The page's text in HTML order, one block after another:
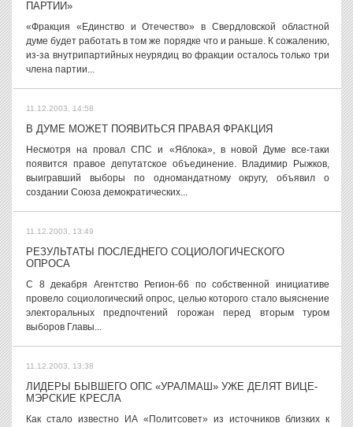
ПАРТИИ»
«Фракция «Единство и Отечество» в Свердловской областной
думе будет работать в том же порядке что и раньше. К сожалению,
из-за внутрипартийных неурядиц во фракции осталось только три
члена партии...
11.12.2003, 14:58
В ДУМЕ МОЖЕТ ПОЯВИТЬСЯ ПРАВАЯ ФРАКЦИЯ
Несмотря на провал СПС и «Яблока», в новой Думе все-таки
появится правое депутатское объединение. Владимир Рыжков,
выигравший выборы по одномандатному округу, объявил о
создании Союза демократических...
11.12.2003, 13:49
РЕЗУЛЬТАТЫ ПОСЛЕДНЕГО СОЦИОЛОГИЧЕСКОГО
ОПРОСА
С 8 декабря Агентство Регион-66 по собственной инициативе
провело социологический опрос, целью которого стало выяснение
электоральных предпочтений горожан перед вторым туром
выборов Главы...
11.12.2003, 13:38
ЛИДЕРЫ БЫВШЕГО ОПС «УРАЛМАШ» УЖЕ ДЕЛЯТ ВИЦЕ-
МЭРСКИЕ КРЕСЛА
Как стало известно ИА «Политсовет» из источников близких к